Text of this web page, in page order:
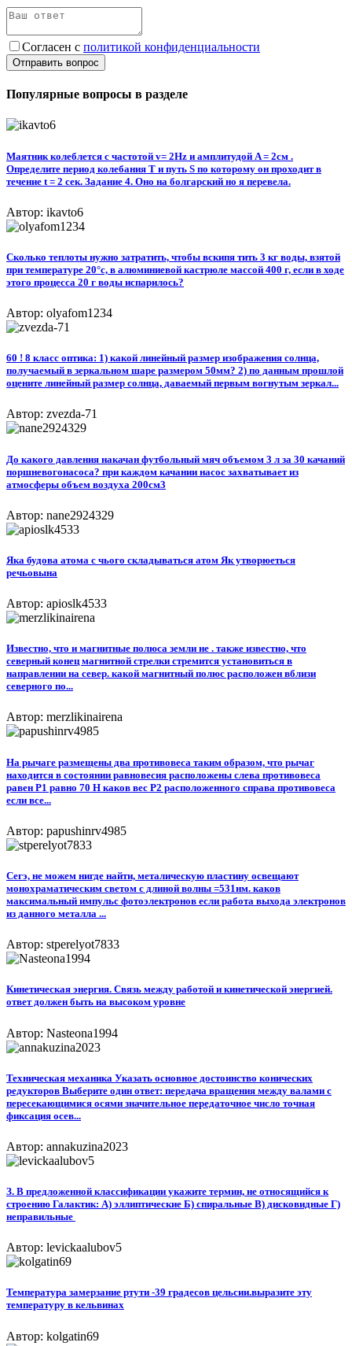
Согласен с политикой конфиденциальности
Отправить вопрос
Популярные вопросы в разделе
Маятник колеблется с частотой v= 2Hz и амплитудой A = 2см .
Определите период колебания T и путь S по которому он проходит в
течение t = 2 сек. Задание 4. Оно на болгарский но я перевела.
Автор: ikavto6
Сколько теплоты нужно затратить, чтобы вскипя тить 3 кг воды, взятой
при температуре 20°с, в алюминиевой кастрюле массой 400 г, если в ходе
этого процесса 20 г воды испарилось?
Автор: olyafom1234
60 ! 8 класс оптика: 1) какой линейный размер изображения солнца,
получаемый в зеркальном шаре размером 50мм? 2) по данным прошлой
оцените линейный размер солнца, даваемый первым вогнутым зеркал...
Автор: zvezda-71
До какого давления накачан футбольный мяч объемом 3 л за 30 качаний
поршневогонасоса? при каждом качании насос захватывает из
атмосферы объем воздуха 200см3
Автор: nane2924329
Яка будова атома с чього складываться атом Як утворюеться
речьовына
Автор: apioslk4533
Известно, что и магнитные полюса земли не . также известно, что
северный конец магнитной стрелки стремится установиться в
направлении на север. какой магнитный полюс расположен вблизи
северного по...
Автор: merzlikinairena
На рычаге размещены два противовеса таким образом, что рычаг
находится в состоянии равновесия расположены слева противовеса
равен Р1 равно 70 H каков вес Р2 расположенного справа противовеса
если все...
Автор: papushinrv4985
Сегэ, не можем нигде найти, металическую пластину освещают
монохраматическим светом с длиной волны =531нм. каков
максимальный импульс фотоэлектронов если работа выхода электронов
из данного металла ...
Автор: stperelyot7833
Кинетическая энергия. Связь между работой и кинетической энергией.
ответ должен быть на высоком уровне
Автор: Nasteona1994
Техническая механика Указать основное достоинство конических
редукторов Выберите один ответ: передача вращения между валами с
пересекающимися осями значительное передаточное число точная
фиксация осев...
Автор: annakuzina2023
З. В предложенной классификации укажите термин, не относящийся к
строению Галактик: А) эллиптические Б) спиральные В) дисковидные Г)
неправильные ​
Автор: levickaalubov5
Температура замерзание ртути -39 градесов цельсии.выразите эту
температуру в кельвинах
Автор: kolgatin69